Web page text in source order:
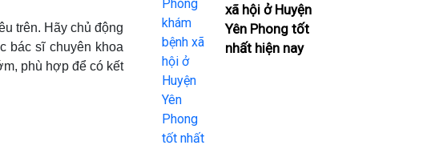
trên. Hãy chủ động
bác sĩ chuyên khoa
phù hợp để có kết
xã hội ở Huyện
Yên Phong tốt
nhất hiện nay